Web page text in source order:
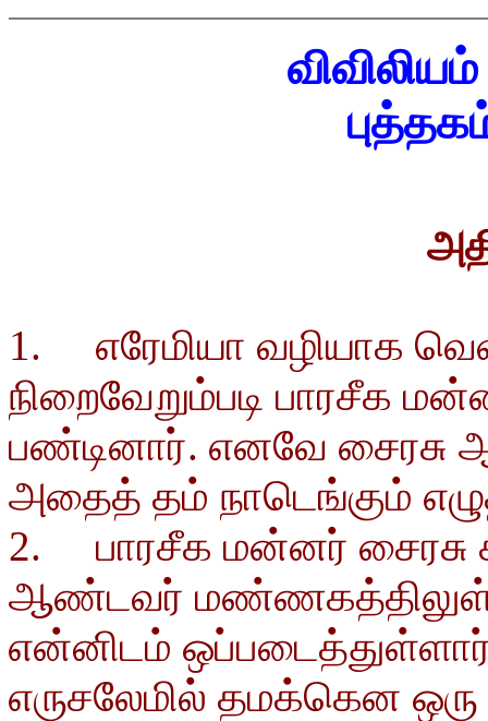
1. எரேமியா வழியாக
நிறைவேறும்படி பாரசீக
பண்டினார். எனவே சைரசு
அதைத் தம் நாடெங்கும்
2. பாரசீக மன்னர் சைரசு
ஆண்டவர்
என்னிடம்
எருசலேமில் தமக்கென